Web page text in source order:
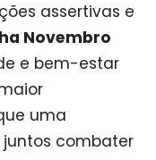
assertivas e
Novembro
e bem-estar
uma
juntos combater